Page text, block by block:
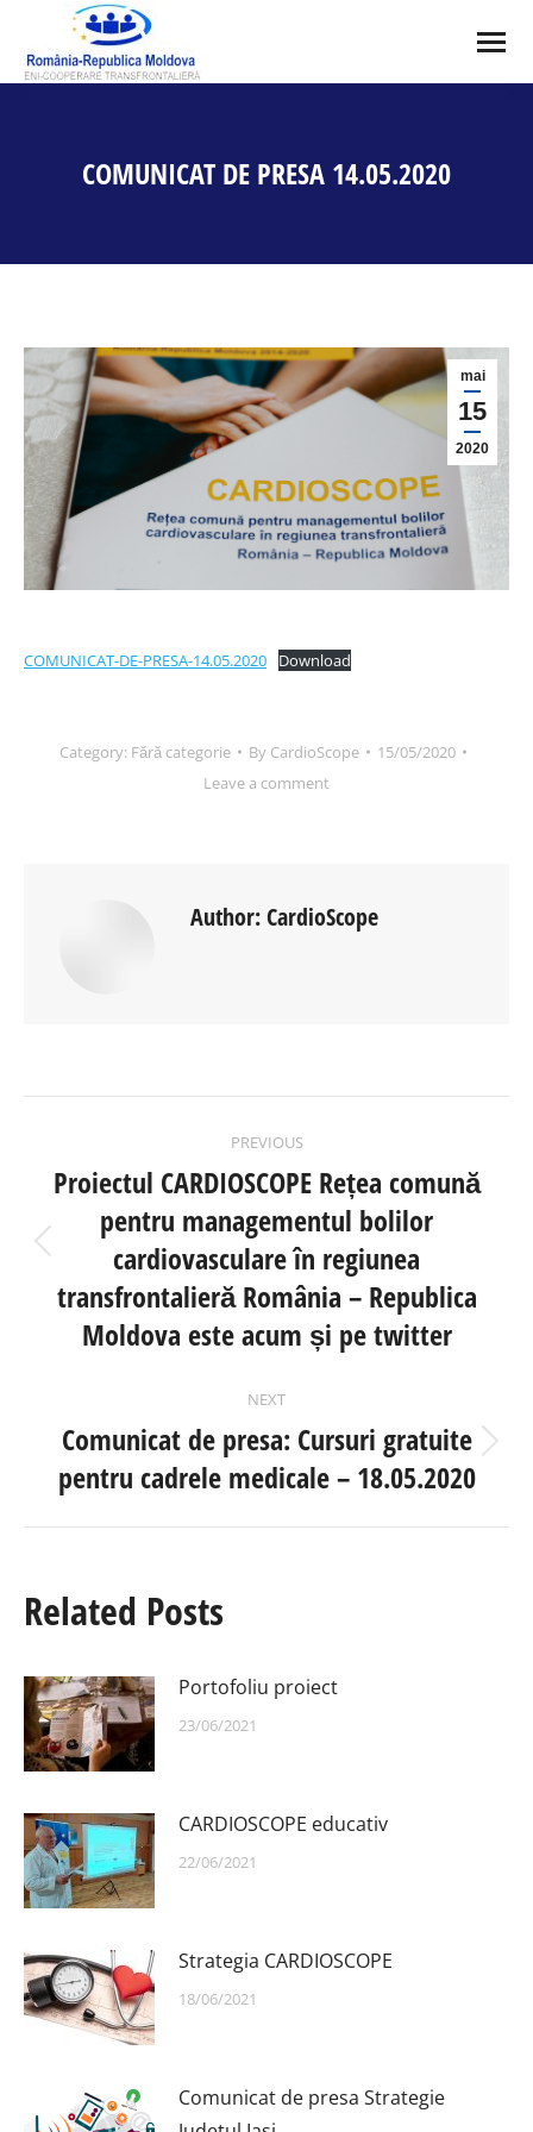
COMUNICAT DE PRESA 14.05.2020
mai
15
2020
COMUNICAT-DE-PRESA-14.05.2020 Download
Category: Fără categorie By CardioScope
15/05/2020
Leave a comment
Author:CardioScope
NAVIGATION
PREVIOUS
Previous
post:
Proiectul CARDIOSCOPE Rețea comună
pentru managementul bolilor
cardiovasculare în regiunea
transfrontalieră România – Republica
Moldova este acum și pe twitter
NEXT
Next
post:
Comunicat de presa: Cursuri gratuite
pentru cadrele medicale – 18.05.2020
Related Posts
Portofoliu proiect
23/06/2021
CARDIOSCOPE educativ
22/06/2021
Strategia CARDIOSCOPE
18/06/2021
Comunicat de presa Strategie